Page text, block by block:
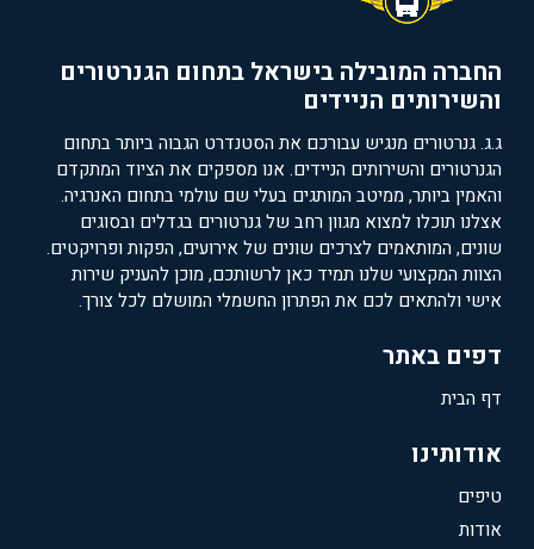
החברה המובילה בישראל בתחום הגנרטורים
והשירותים הניידים
ג.ג. גנרטורים מנגיש עבורכם את הסטנדרט הגבוה ביותר בתחום
הגנרטורים והשירותים הניידים. אנו מספקים את הציוד המתקדם
והאמין ביותר, ממיטב המותגים בעלי שם עולמי בתחום האנרגיה.
אצלנו תוכלו למצוא מגוון רחב של גנרטורים בגדלים ובסוגים
שונים, המותאמים לצרכים שונים של אירועים, הפקות ופרויקטים.
הצוות המקצועי שלנו תמיד כאן לרשותכם, מוכן להעניק שירות
אישי ולהתאים לכם את הפתרון החשמלי המושלם לכל צורך.
דפים באתר
דף הבית
אודותינו
טיפים
אודות